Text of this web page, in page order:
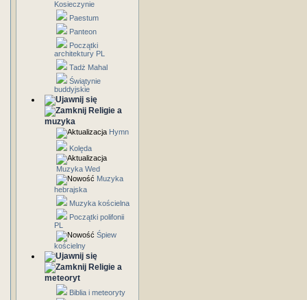
Kosieczynie
Paestum
Panteon
Początki
architektury PL
Tadż Mahal
Świątynie
buddyjskie
Religie a
muzyka
Hymn
Kolęda
Muzyka Wed
Muzyka
hebrajska
Muzyka kościelna
Początki polifonii
PL
Śpiew
kościelny
Religie a
meteoryt
Biblia i meteoryty